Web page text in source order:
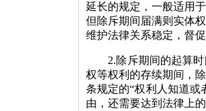
延长的规定，一般适用
但除斥期间届满则实体
维护法律关系稳定，督
2.除斥期间的起算时
权等权利的存续期间，
条规定的“权利人知道或
由，还需要达到法律上